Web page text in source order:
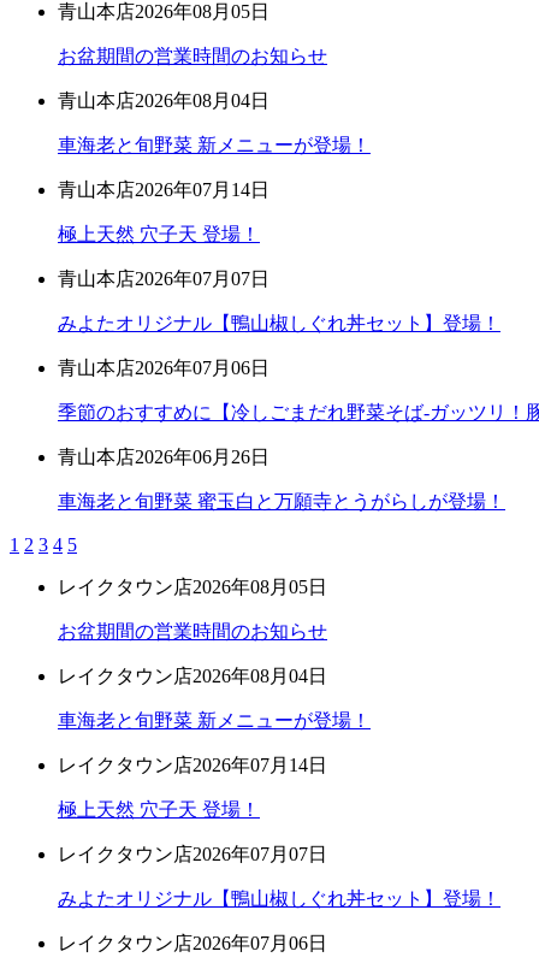
青山本店2026年08月05日
お盆期間の営業時間のお知らせ
青山本店2026年08月04日
車海老と旬野菜 新メニューが登場！
青山本店2026年07月14日
極上天然 穴子天 登場！
青山本店2026年07月07日
みよたオリジナル【鴨山椒しぐれ丼セット】登場！
青山本店2026年07月06日
季節のおすすめに【冷しごまだれ野菜そば-ガッツリ！
青山本店2026年06月26日
車海老と旬野菜 蜜玉白と万願寺とうがらしが登場！
1 2 3 4 5
レイクタウン店2026年08月05日
お盆期間の営業時間のお知らせ
レイクタウン店2026年08月04日
車海老と旬野菜 新メニューが登場！
レイクタウン店2026年07月14日
極上天然 穴子天 登場！
レイクタウン店2026年07月07日
みよたオリジナル【鴨山椒しぐれ丼セット】登場！
レイクタウン店2026年07月06日